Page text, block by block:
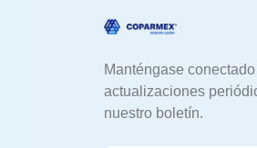
Manténgase
actualizaciones
nuestro boletín.